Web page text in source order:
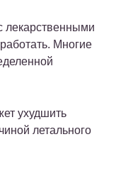
лекарственными
Многие
ухудшить
летального